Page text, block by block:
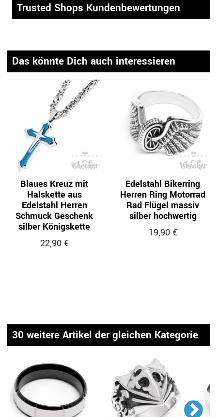
Trusted Shops Kundenbewertungen
Das könnte Dich auch interessieren
Blaues Kreuz mit
Halskette aus
Edelstahl Herren
Schmuck Geschenk
silber Königskette
22,90 €
Edelstahl Bikerring
Herren Ring Motorrad
Rad Flügel massiv
silber hochwertig
19,90 €
30 weitere Artikel der gleichen Kategorie